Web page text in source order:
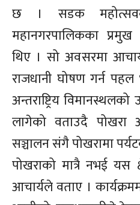
छ । सडक
महानगरपालिकका
थिए । सो अवसरमा
राजधानी घोषण गर्न
अन्तराष्ट्रिय
लागेको वताउदै पोखरा
सञ्चालन संगै पोखरामा
पोखराको मात्रै नभई यस
आचार्यले वताए ।